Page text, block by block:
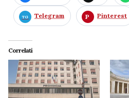
Telegram Pinterest
Correlati